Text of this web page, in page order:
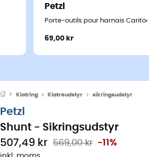
Petzl
Porte-outils pour harnais Caritool
69,00 kr
Klatring Klatreudstyr sikringsudstyr
Petzl
Shunt - Sikringsudstyr
507,49 kr 569,00 kr -11%